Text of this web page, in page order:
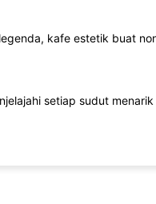
kafe estetik buat
setiap sudut